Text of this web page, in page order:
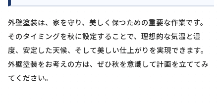
外壁塗装は、家を守り、美しく保つための重要な作業です。
そのタイミングを秋に設定することで、理想的な気温と湿
度、安定した天候、そして美しい仕上がりを実現できます。
外壁塗装をお考えの方は、ぜひ秋を意識して計画を立ててみ
てください。